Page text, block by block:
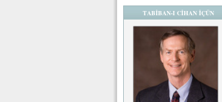
TABİBAN-I CİHAN İÇÜN